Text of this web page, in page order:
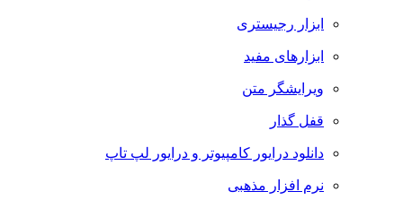
ابزار رجیستری
ابزارهای مفید
ویرایشگر متن
قفل گذار
دانلود درایور کامپیوتر و درایور لپ تاپ
نرم افزار مذهبی